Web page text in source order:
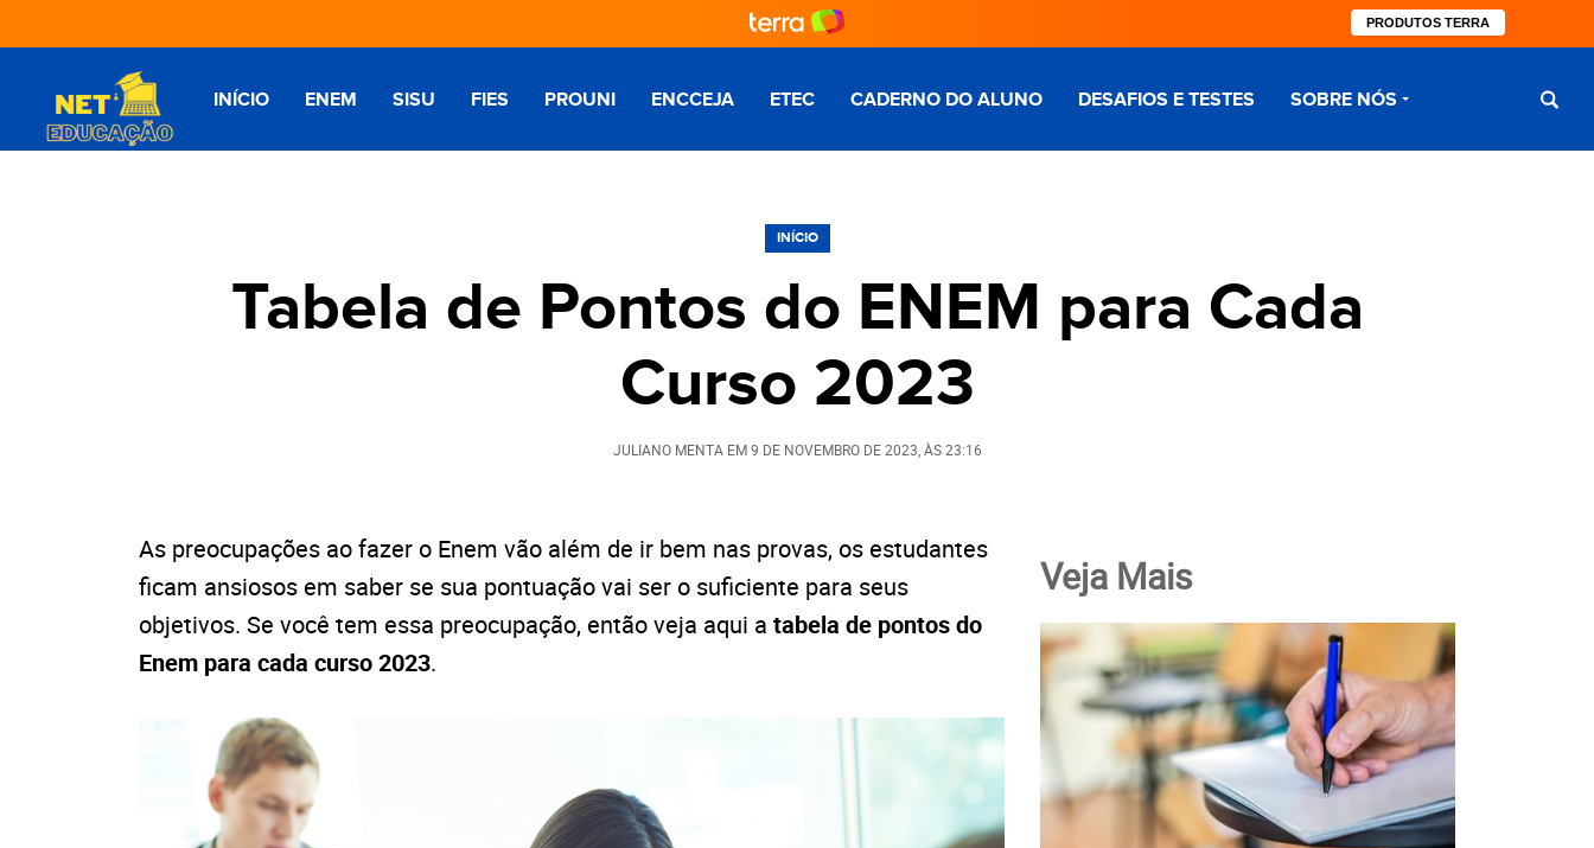
PRODUTOS TERRA
INÍCIO ENEM SISU FIES PROUNI ENCCEJA ETEC CADERNO DO ALUNO DESAFIOS E TESTES SOBRE NÓS
INÍCIO
Tabela de Pontos do ENEM para Cada
Curso 2023
JULIANO MENTA EM9 DE NOVEMBRO DE 2023 , ÀS23:16
As preocupações ao fazer o Enem vão além de ir bem nas provas, os estudantes
ficam ansiosos em saber se sua pontuação vai ser o suficiente para seus
objetivos. Se você tem essa preocupação, então veja aqui a tabela de pontos do
Enem para cada curso 2023.
Veja Mais